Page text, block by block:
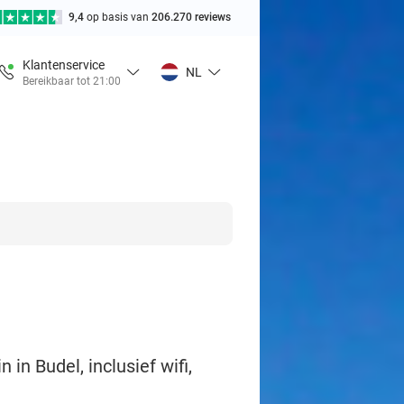
9,4 op basis van 206.270 reviews
Klantenservice
Bereikbaar tot 21:00
NL
in Budel, inclusief wifi,